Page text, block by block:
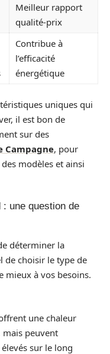
Meilleur rapport
qualité-prix
Contribue à
l’efficacité
énergétique
uniques qui
il est bon de
sur des
Campagne, pour
modèles et ainsi
: une question de
déterminer la
de choisir le type de
mieux à vos besoins.
une chaleur
mais peuvent
sur le long